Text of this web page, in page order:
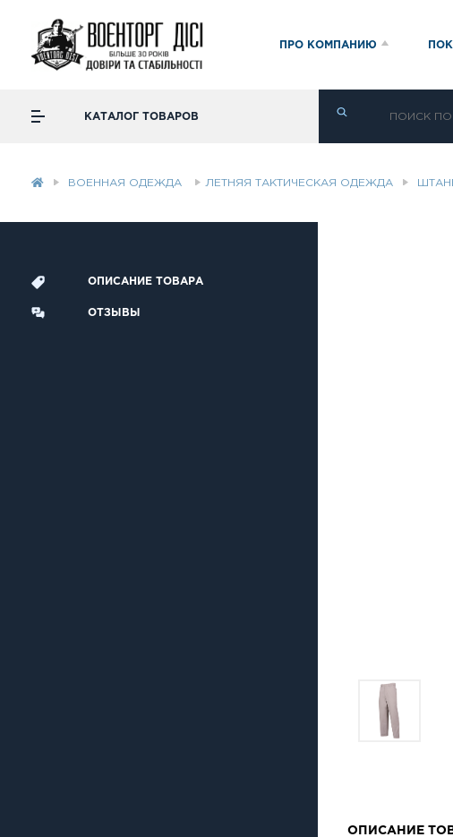
ПРО КОМПАНИЮ
КАТАЛОГ ТОВАРОВ
ВОЕННАЯ ОДЕЖДА ЛЕТНЯЯ ТАКТИЧЕСКАЯ ОДЕЖДА
ОПИСАНИЕ ТОВАРА
ОТЗЫВЫ
ОПИСАНИЕ